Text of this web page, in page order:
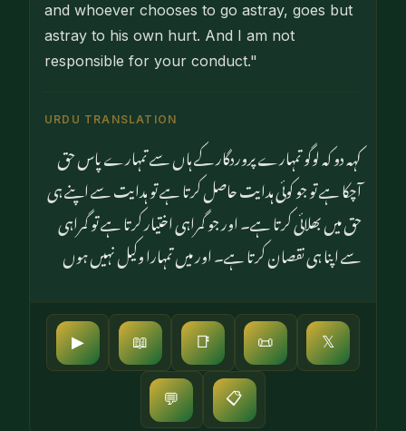
and whoever chooses to go astray, goes but
astray to his own hurt. And I am not
responsible for your conduct."
URDU TRANSLATION
کہہ دو کہ لوگو تمہارے پروردگار کے ہاں سے تمہارے پاس حق
آچکا ہے تو جو کوئی ہدایت حاصل کرتا ہے تو ہدایت سے اپنے ہی
حق میں بھلائی کرتا ہے۔ اور جو گمراہی اختیار کرتا ہے تو گمراہی
سے اپنا ہی نقصان کرتا ہے۔ اور میں تمہارا وکیل نہیں ہوں
▶ 📖 📑 📜 𝕏
💬 📋